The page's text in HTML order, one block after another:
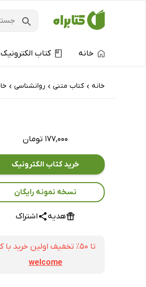
خانه کتاب الکترونیک
خانه › کتاب‌ متنی › روانشناسی ›
۱۷۷,۰۰۰ تومان
خرید کتاب الکترونیک
نسخه نمونه رایگان
هدیه اشتراک
تا ۵۰٪ تخفیف اولین خرید با کد
welcome